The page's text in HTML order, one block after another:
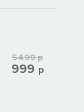
5499р
999 р